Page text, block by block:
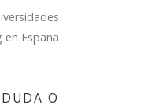
España
O